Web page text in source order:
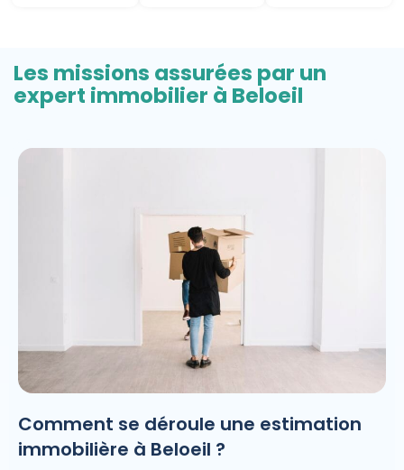
Les missions assurées par un
expert immobilier à Beloeil
Comment se déroule une estimation
immobilière à Beloeil ?